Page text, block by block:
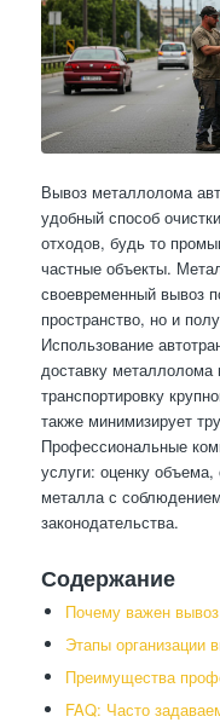
Вывоз металлолома
удобный способ
отходов, будь то
частные объекты.
своевременный вывоз
пространство, но и
Использование
доставку металлолома
транспортировку
также минимизирует
Профессиональные
услуги: оценку объема,
металла с
законодательства.
Содержание
Почему важен
Этапы организации
Преимущества
FAQ: Часто